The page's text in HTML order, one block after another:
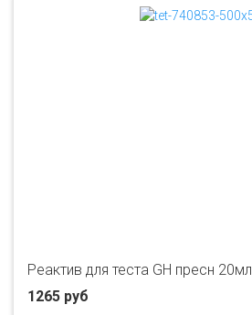
Реактив для теста GH пресн 20мл
1265 руб